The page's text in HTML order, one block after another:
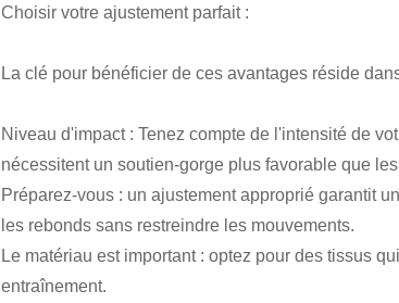
Choisir votre ajustement parfait :
La clé pour bénéficier de ces avantages réside
Niveau d'impact : Tenez compte de l'intensité de
nécessitent un soutien-gorge plus favorable que
Préparez-vous : un ajustement approprié garantit
les rebonds sans restreindre les mouvements.
Le matériau est important : optez pour des tissus
entraînement.